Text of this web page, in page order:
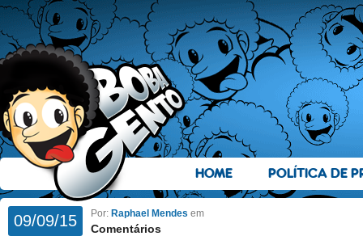
HOME POLÍTICA DE
09/09/15 Por: Raphael Mendes em
Comentários